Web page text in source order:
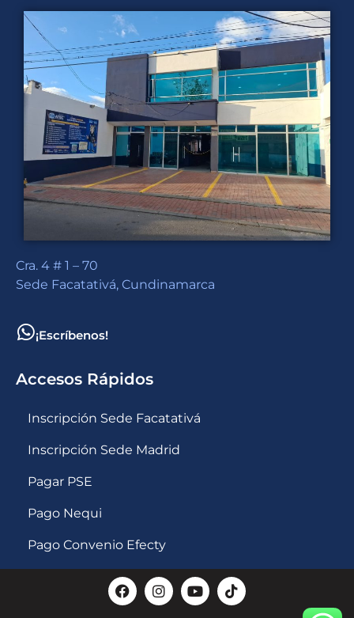
Cra. 4 # 1 – 70
Sede Facatativá, Cundinamarca
¡Escríbenos!
Accesos Rápidos
Inscripción Sede Facatativá
Inscripción Sede Madrid
Pagar PSE
Pago Nequi
Pago Convenio Efecty